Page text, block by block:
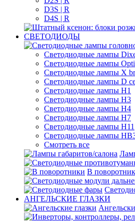
D3S | R
D4S | R
СВЕТОДИОДЫ
Светодиодные лампы
Светодиодные лампы
Светодиодные лампы X
Светодиодные лампы D
Светодиодные лампы H1
Светодиодные лампы H3
Светодиодные лампы H4
Светодиодные лампы H7
Светодиодные лампы H11
Светодиодные лампы
Смотреть все
В
АНГЕЛЬСКИЕ ГЛАЗКИ